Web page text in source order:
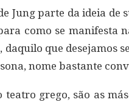
Jung parte da ideia de
como se manifesta
daquilo que desejamos
nome bastante
teatro grego, são as